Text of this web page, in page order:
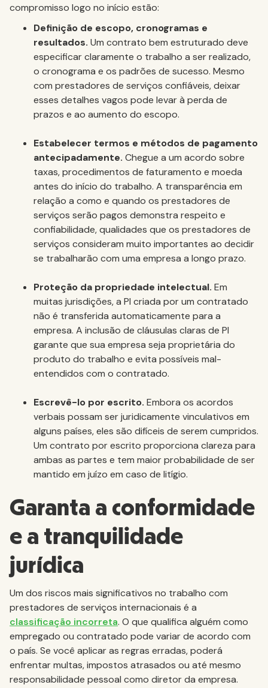
compromisso logo no início estão:
Definição de escopo, cronogramas e
resultados. Um contrato bem estruturado deve
especificar claramente o trabalho a ser realizado,
o cronograma e os padrões de sucesso. Mesmo
com prestadores de serviços confiáveis, deixar
esses detalhes vagos pode levar à perda de
prazos e ao aumento do escopo.
Estabelecer termos e métodos de pagamento
antecipadamente. Chegue a um acordo sobre
taxas, procedimentos de faturamento e moeda
antes do início do trabalho. A transparência em
relação a como e quando os prestadores de
serviços serão pagos demonstra respeito e
confiabilidade, qualidades que os prestadores de
serviços consideram muito importantes ao decidir
se trabalharão com uma empresa a longo prazo.
Proteção da propriedade intelectual. Em
muitas jurisdições, a PI criada por um contratado
não é transferida automaticamente para a
empresa. A inclusão de cláusulas claras de PI
garante que sua empresa seja proprietária do
produto do trabalho e evita possíveis mal-
entendidos com o contratado.
Escrevê-lo por escrito. Embora os acordos
verbais possam ser juridicamente vinculativos em
alguns países, eles são difíceis de serem cumpridos.
Um contrato por escrito proporciona clareza para
ambas as partes e tem maior probabilidade de ser
mantido em juízo em caso de litígio.
Garanta a conformidade
e a tranquilidade
jurídica
Um dos riscos mais significativos no trabalho com
prestadores de serviços internacionais é a
classificação incorreta. O que qualifica alguém como
empregado ou contratado pode variar de acordo com
o país. Se você aplicar as regras erradas, poderá
enfrentar multas, impostos atrasados ou até mesmo
responsabilidade pessoal como diretor da empresa.